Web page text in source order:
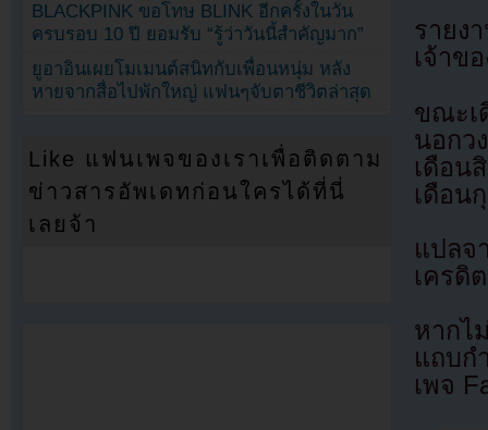
รายง
เจ้าข
ขณะเ
นอกว
เดือ
เดือน
แปล
เครดิ
หากไ
แถบก
เพจ
BLACKPINK ขอโทษ BLINK อีกครั้งในวัน
ครบรอบ 10 ปี ยอมรับ “รู้ว่าวันนี้สำคัญมาก”
ยูอาอินเผยโมเมนต์สนิทกับเพื่อนหนุ่ม หลัง
หายจากสื่อไปพักใหญ่ แฟนๆจับตาชีวิตล่าสุด
Like แฟนเพจของเราเพื่อติดตาม
ข่าวสารอัพเดทก่อนใครได้ที่นี่
เลยจ้า